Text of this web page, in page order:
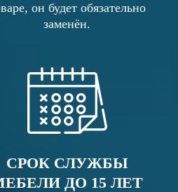
он будет обязательно
заменён.
СРОК СЛУЖБЫ
ДО 15 ЛЕТ